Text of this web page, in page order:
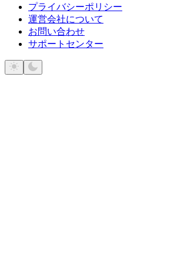
プライバシーポリシー
運営会社について
お問い合わせ
サポートセンター